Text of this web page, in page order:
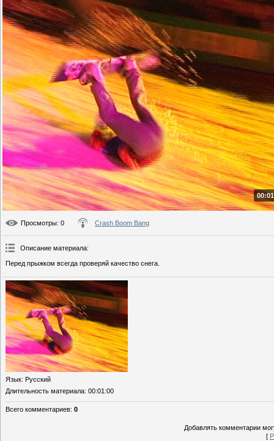
Просмотры: 0 Crash Boom Bang
Описание материала:
Перед прыжком всегда проверяй качество снега.
Язык: Русский
Длительность материала: 00:01:00
Всего комментариев: 0
Добавлять комментарии
[